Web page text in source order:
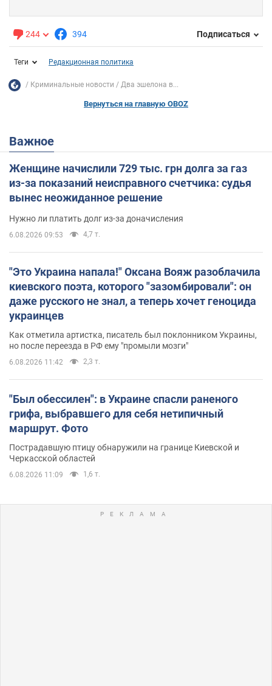
244 394 Подписаться
Теги Редакционная политика
Криминальные новости Два эшелона в...
Вернуться на главную OBOZ
Важное
Женщине начислили 729 тыс. грн долга за газ
из-за показаний неисправного счетчика: судья
вынес неожиданное решение
Нужно ли платить долг из-за доначисления
6.08.2026 09:53 4,7 т.
"Это Украина напала!" Оксана Вояж разоблачила
киевского поэта, которого "зазомбировали": он
даже русского не знал, а теперь хочет геноцида
украинцев
Как отметила артистка, писатель был поклонником Украины,
но после переезда в РФ ему "промыли мозги"
6.08.2026 11:42 2,3 т.
"Был обессилен": в Украине спасли раненого
грифа, выбравшего для себя нетипичный
маршрут. Фото
Пострадавшую птицу обнаружили на границе Киевской и
Черкасской областей
6.08.2026 11:09 1,6 т.